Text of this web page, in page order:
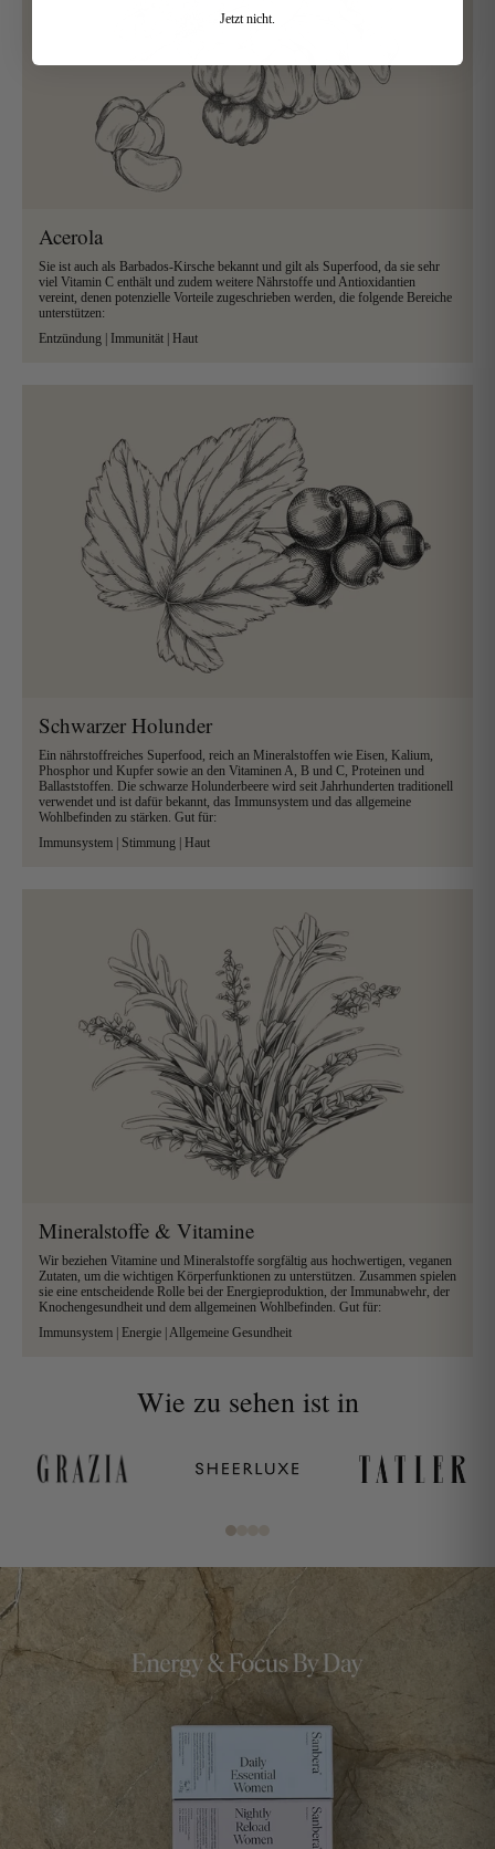
Acerola
Sie ist auch als Barbados-Kirsche bekannt und gilt als Superfood, da sie sehr
viel Vitamin C enthält und zudem weitere Nährstoffe und Antioxidantien
vereint, denen potenzielle Vorteile zugeschrieben werden, die folgende Bereiche
unterstützen:
Entzündung | Immunität | Haut
Schwarzer Holunder
Ein nährstoffreiches Superfood, reich an Mineralstoffen wie Eisen, Kalium,
Phosphor und Kupfer sowie an den Vitaminen A, B und C, Proteinen und
Ballaststoffen. Die schwarze Holunderbeere wird seit Jahrhunderten traditionell
verwendet und ist dafür bekannt, das Immunsystem und das allgemeine
Wohlbefinden zu stärken. Gut für:
Immunsystem | Stimmung | Haut
Mineralstoffe & Vitamine
Wir beziehen Vitamine und Mineralstoffe sorgfältig aus hochwertigen, veganen
Zutaten, um die wichtigen Körperfunktionen zu unterstützen. Zusammen spielen
sie eine entscheidende Rolle bei der Energieproduktion, der Immunabwehr, der
Knochengesundheit und dem allgemeinen Wohlbefinden. Gut für:
Immunsystem | Energie | Allgemeine Gesundheit
Wie zu sehen ist in
Jetzt nicht.